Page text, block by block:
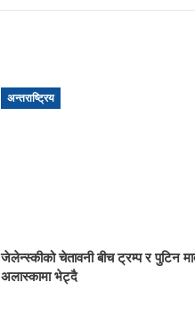
अन्तराष्ट्रिय
जेलेन्स्कीको चेतावनी बीच ट्रम्प र पुटिन
अलास्कामा भेट्दै